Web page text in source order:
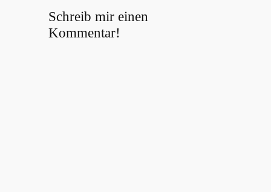
Schreib mir einen
Kommentar!